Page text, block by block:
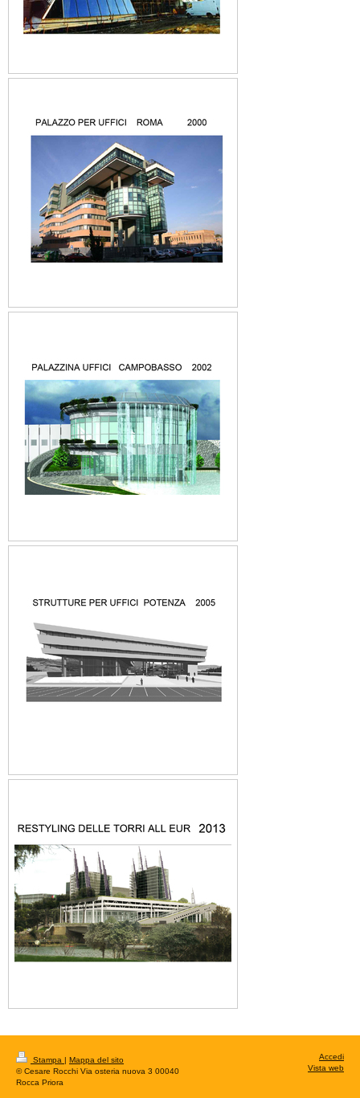
Stampa | Mappa del sito
© Cesare Rocchi Via osteria nuova 3 00040
Rocca Priora
Accedi
Vista web